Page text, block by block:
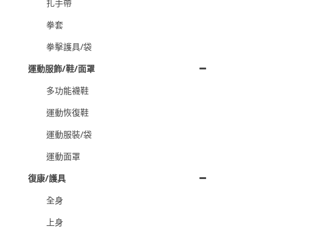
扎手帶
拳套
拳擊護具/袋
運動服飾/鞋/面罩
多功能襪鞋
運動恢復鞋
運動服裝/袋
運動面罩
復康/護具
全身
上身